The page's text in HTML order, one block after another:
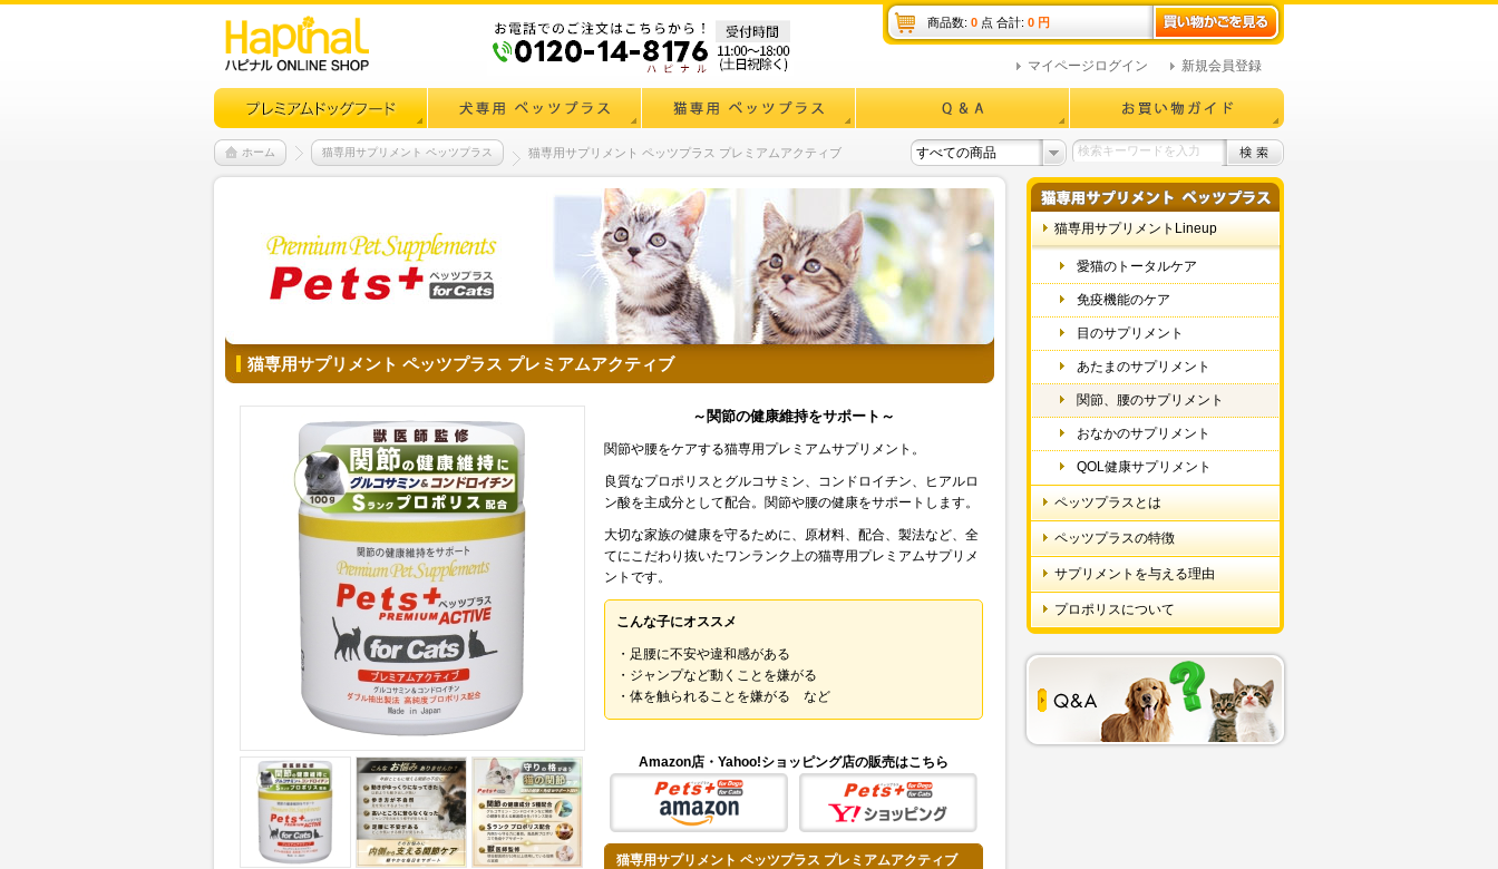
商品数: 0 点 合計: 0 円
新規会員登録
マイページログイン
ホーム 猫専用サプリメント ペッツプラス 猫専用サプリメント ペッツプラス プレミアムアクティブ すべての商品
猫専用サプリメント ペッツプラス プレミアムアクティブ
～関節の健康維持をサポート～
関節や腰をケアする猫専用プレミアムサプリメント。
良質なプロポリスとグルコサミン、コンドロイチン、ヒアルロ
ン酸を主成分として配合。関節や腰の健康をサポートします。
大切な家族の健康を守るために、原材料、配合、製法など、全
てにこだわり抜いたワンランク上の猫専用プレミアムサプリメ
ントです。
こんな子にオススメ
・足腰に不安や違和感がある
・ジャンプなど動くことを嫌がる
・体を触られることを嫌がる など
Amazon店・Yahoo!ショッピング店の販売はこちら
猫専用サプリメント ペッツプラス プレミアムアクティブ
猫専用サプリメントLineup
愛猫のトータルケア
免疫機能のケア
目のサプリメント
あたまのサプリメント
関節、腰のサプリメント
おなかのサプリメント
QOL健康サプリメント
ペッツプラスとは
ペッツプラスの特徴
サプリメントを与える理由
プロポリスについて